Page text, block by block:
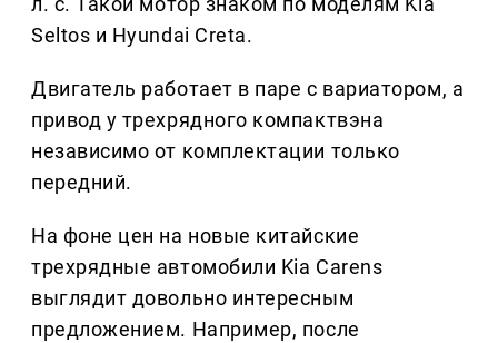
Seltos и Hyundai Creta.
Двигатель работает в паре с вариатором, а
привод у трехрядного компактвэна
независимо от комплектации только
передний.
На фоне цен на новые китайские
трехрядные автомобили Kia Carens
выглядит довольно интересным
предложением. Например, после